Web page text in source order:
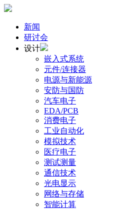
新闻
研讨会
设计
嵌入式系统
元件/连接器
电源与新能源
安防与国防
汽车电子
EDA/PCB
消费电子
工业自动化
模拟技术
医疗电子
测试测量
通信技术
光电显示
网络与存储
智能计算